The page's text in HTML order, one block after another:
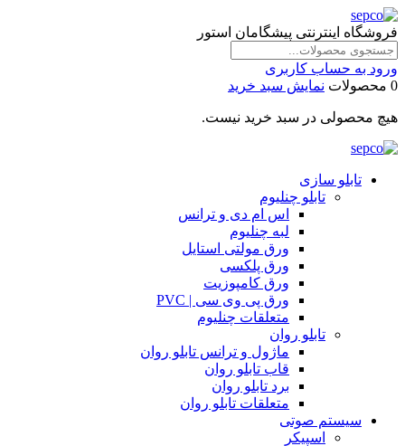
فروشگاه اینترنتی پیشگامان استور
ورود به حساب کاربری
0 محصولات
نمایش سبد خرید
هیچ محصولی در سبد خرید نیست.
تابلو سازی
تابلو چنلیوم
اس ام دی و ترانس
لبه چنلیوم
ورق مولتی استایل
ورق پلکسی
ورق کامپوزیت
ورق پی وی سی | PVC
متعلقات چنلیوم
تابلو روان
ماژول و ترانس تابلو روان
قاب تابلو روان
برد تابلو روان
متعلقات تابلو روان
سیستم صوتی
اسپیکر